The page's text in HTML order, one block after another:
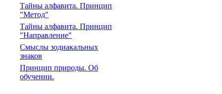
Тайны алфавита. Принцип
"Метод"
Тайны алфавита. Принцип
"Направление"
Смыслы зодиакальных
знаков
Принцип природы. Об
обучении.